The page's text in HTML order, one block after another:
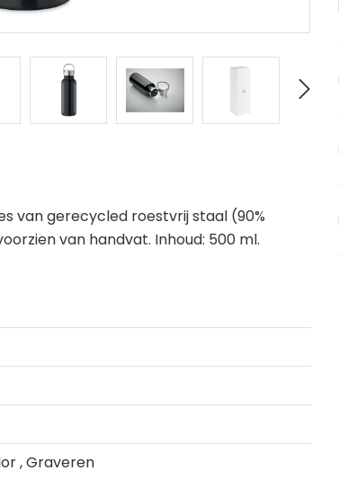
van gerecycled roestvrij staal (90%
van handvat. Inhoud: 500 ml.
, Graveren